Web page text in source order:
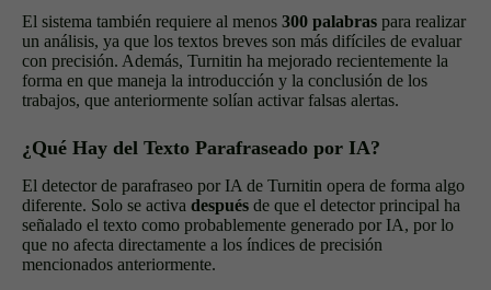
El sistema también requiere al menos 300 palabras para realizar
un análisis, ya que los textos breves son más difíciles de evaluar
con precisión. Además, Turnitin ha mejorado recientemente la
forma en que maneja la introducción y la conclusión de los
trabajos, que anteriormente solían activar falsas alertas.
¿Qué Hay del Texto Parafraseado por IA?
El detector de parafraseo por IA de Turnitin opera de forma algo
diferente. Solo se activa después de que el detector principal ha
señalado el texto como probablemente generado por IA, por lo
que no afecta directamente a los índices de precisión
mencionados anteriormente.